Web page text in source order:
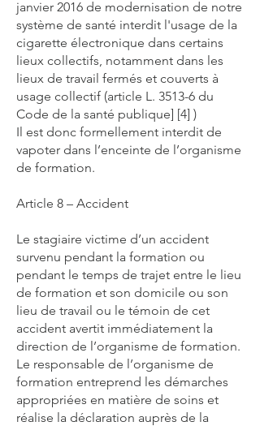
janvier 2016 de modernisation de notre
système de santé interdit l'usage de la
cigarette électronique dans certains
lieux collectifs, notamment dans les
lieux de travail fermés et couverts à
usage collectif (article L. 3513-6 du
Code de la santé publique] [4] )
Il est donc formellement interdit de
vapoter dans l’enceinte de l’organisme
de formation.
Article 8 – Accident
Le stagiaire victime d’un accident
survenu pendant la formation ou
pendant le temps de trajet entre le lieu
de formation et son domicile ou son
lieu de travail ou le témoin de cet
accident avertit immédiatement la
direction de l’organisme de formation.
Le responsable de l’organisme de
formation entreprend les démarches
appropriées en matière de soins et
réalise la déclaration auprès de la